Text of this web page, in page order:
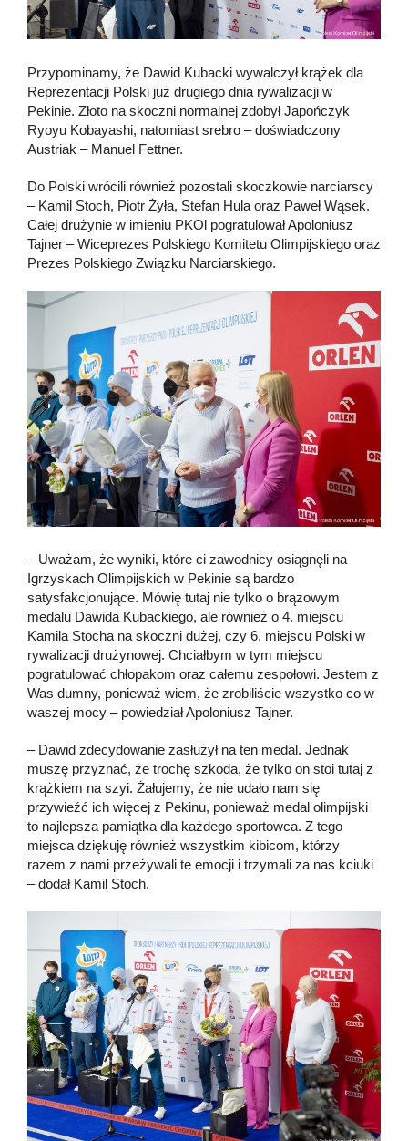
Przypominamy, że Dawid Kubacki wywalczył krążek dla
Reprezentacji Polski już drugiego dnia rywalizacji w
Pekinie. Złoto na skoczni normalnej zdobył Japończyk
Ryoyu Kobayashi, natomiast srebro – doświadczony
Austriak – Manuel Fettner.
Do Polski wrócili również pozostali skoczkowie narciarscy
– Kamil Stoch, Piotr Żyła, Stefan Hula oraz Paweł Wąsek.
Całej drużynie w imieniu PKOl pogratulował Apoloniusz
Tajner – Wiceprezes Polskiego Komitetu Olimpijskiego oraz
Prezes Polskiego Związku Narciarskiego.
– Uważam, że wyniki, które ci zawodnicy osiągnęli na
Igrzyskach Olimpijskich w Pekinie są bardzo
satysfakcjonujące. Mówię tutaj nie tylko o brązowym
medalu Dawida Kubackiego, ale również o 4. miejscu
Kamila Stocha na skoczni dużej, czy 6. miejscu Polski w
rywalizacji drużynowej. Chciałbym w tym miejscu
pogratulować chłopakom oraz całemu zespołowi. Jestem z
Was dumny, ponieważ wiem, że zrobiliście wszystko co w
waszej mocy – powiedział Apoloniusz Tajner.
– Dawid zdecydowanie zasłużył na ten medal. Jednak
muszę przyznać, że trochę szkoda, że tylko on stoi tutaj z
krążkiem na szyi. Żałujemy, że nie udało nam się
przywieźć ich więcej z Pekinu, ponieważ medal olimpijski
to najlepsza pamiątka dla każdego sportowca. Z tego
miejsca dziękuję również wszystkim kibicom, którzy
razem z nami przeżywali te emocji i trzymali za nas kciuki
– dodał Kamil Stoch.